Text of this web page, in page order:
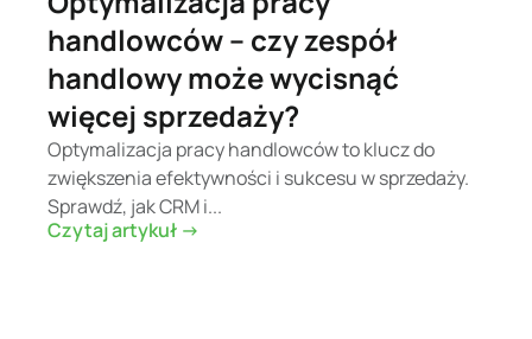
handlowców – czy zespół
handlowy może wycisnąć
więcej sprzedaży?
Optymalizacja pracy handlowców to klucz do
zwiększenia efektywności i sukcesu w sprzedaży.
Sprawdź, jak CRM i...
Czytaj artykuł ->